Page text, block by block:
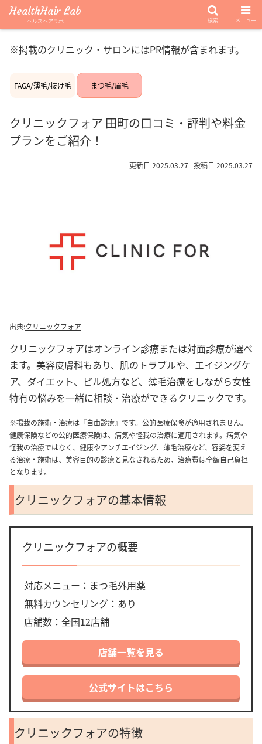
※掲載のクリニック・サロンにはPR情報が含まれます。
FAGA/薄毛/抜け毛 まつ毛/眉毛
クリニックフォア 田町の口コミ・評判や料金
プランをご紹介！
更新日 2025.03.27 | 投稿日 2025.03.27
出典:クリニックフォア
クリニックフォアはオンライン診療または対面診療が選べ
ます。美容皮膚科もあり、肌のトラブルや、エイジングケ
ア、ダイエット、ピル処方など、薄毛治療をしながら女性
特有の悩みを一緒に相談・治療ができるクリニックです。
※掲載の施術・治療は『自由診療』です。公的医療保険が適用されません。
健康保険などの公的医療保険は、病気や怪我の治療に適用されます。病気や
怪我の治療ではなく、健康やアンチエイジング、薄毛治療など、容姿を変え
る治療・施術は、美容目的の診療と見なされるため、治療費は全額自己負担
となります。
クリニックフォアの基本情報
クリニックフォアの概要
対応メニュー：まつ毛外用薬
無料カウンセリング：あり
店舗数：全国12店舗
店舗一覧を見る
公式サイトはこちら
クリニックフォアの特徴
HealthHair Lab
ヘルスヘアラボ 検索 メニュー